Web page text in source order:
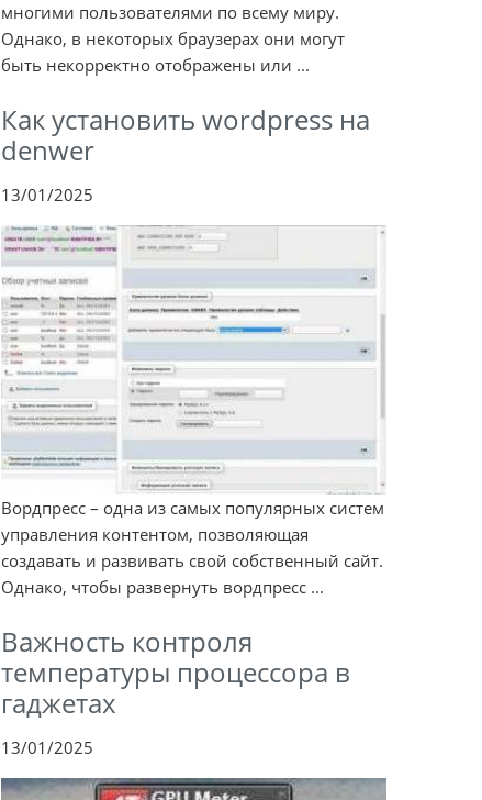
многими пользователями по всему миру.
Однако, в некоторых браузерах они могут
быть некорректно отображены или ...
Как установить wordpress на
denwer
13/01/2025
Вордпресс – одна из самых популярных систем
управления контентом, позволяющая
создавать и развивать свой собственный сайт.
Однако, чтобы развернуть вордпресс ...
Важность контроля
температуры процессора в
гаджетах
13/01/2025